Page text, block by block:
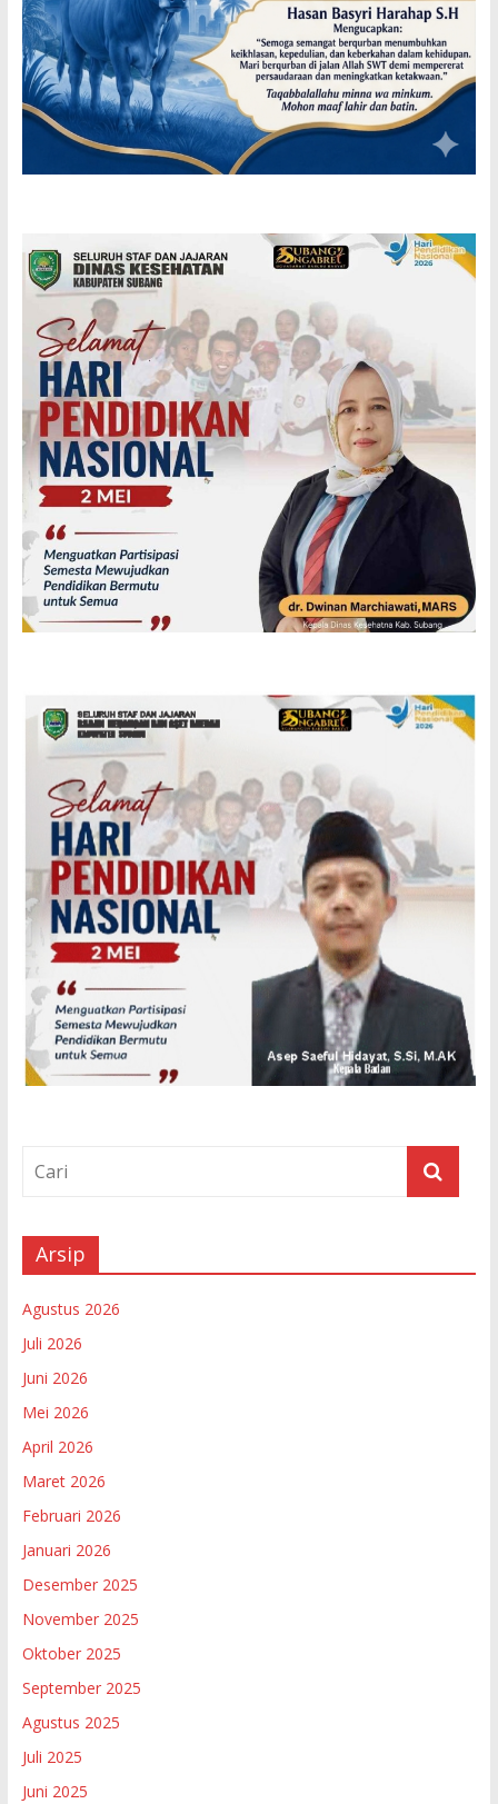
Arsip
Agustus 2026
Juli 2026
Juni 2026
Mei 2026
April 2026
Maret 2026
Februari 2026
Januari 2026
Desember 2025
November 2025
Oktober 2025
September 2025
Agustus 2025
Juli 2025
Juni 2025